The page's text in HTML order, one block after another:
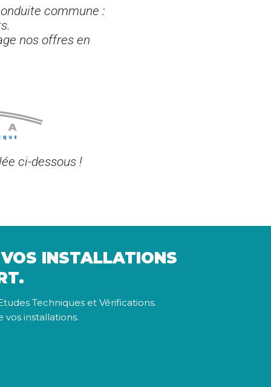
commune :
nos offres en
ci-dessous !
INSTALLATIONS
Techniques et Vérifications.
installations.